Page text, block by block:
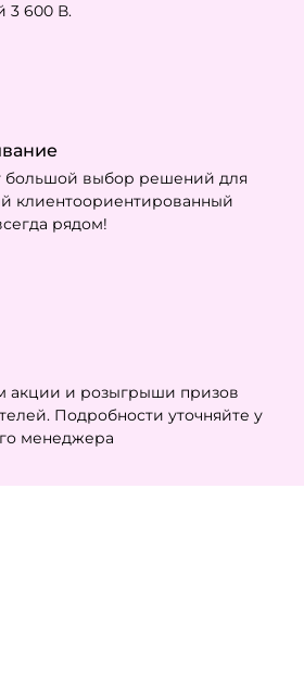
3 600 В.
большой выбор решений для
клиентоориентированный
рядом!
акции и розыгрыши призов
Подробности уточняйте у
менеджера